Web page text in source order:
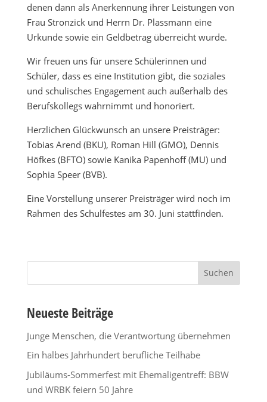
denen dann als Anerkennung ihrer Leistungen von
Frau Stronzick und Herrn Dr. Plassmann eine
Urkunde sowie ein Geldbetrag überreicht wurde.
Wir freuen uns für unsere Schülerinnen und
Schüler, dass es eine Institution gibt, die soziales
und schulisches Engagement auch außerhalb des
Berufskollegs wahrnimmt und honoriert.
Herzlichen Glückwunsch an unsere Preisträger:
Tobias Arend (BKU), Roman Hill (GMO), Dennis
Höfkes (BFTO) sowie Kanika Papenhoff (MU) und
Sophia Speer (BVB).
Eine Vorstellung unserer Preisträger wird noch im
Rahmen des Schulfestes am 30. Juni stattfinden.
Suchen
Neueste Beiträge
Junge Menschen, die Verantwortung übernehmen
Ein halbes Jahrhundert berufliche Teilhabe
Jubiläums-Sommerfest mit Ehemaligentreff: BBW
und WRBK feiern 50 Jahre